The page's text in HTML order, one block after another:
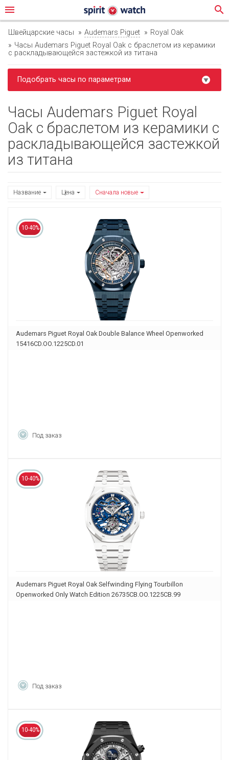
menu search
Швейцарские часы Audemars Piguet
Royal Oak
Часы Audemars Piguet Royal Oak с браслетом из керамики
с раскладывающейся застежкой из титана
Подобрать часы по параметрам
Часы Audemars Piguet Royal
Oak с браслетом из керамики с
раскладывающейся застежкой
из титана
Название Цена Сначала новые
10-40%
Audemars Piguet Royal Oak Double Balance Wheel Openworked
15416CD.OO.1225CD.01
Под заказ
10-40%
Audemars Piguet Royal Oak Selfwinding Flying Tourbillon
Openworked Only Watch Edition 26735CB.OO.1225CB.99
Под заказ
10-40%